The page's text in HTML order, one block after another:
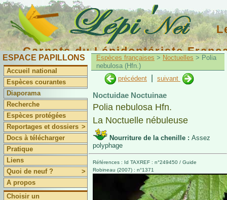
Carnets du Lépidoptériste
ESPACE PAPILLONS
Accueil national
Espèces courantes
Diaporama
Recherche
Espèces protégées
Reportages et dossiers >
Docs à télécharger
Pratique
Liens
Quoi de neuf ?
>
A propos
Choisir un
Espèces françaises > Noctuelles > Polia
nebulosa (Hfn.)
précédent
suivant
Noctuidae Noctuinae
Polia nebulosa Hfn.
La Noctuelle nébuleuse
Nourriture de la chenille : Assez
polyphage
Références : Id TAXREF : n°249450 / Guide
Robineau (2007) : n°1371